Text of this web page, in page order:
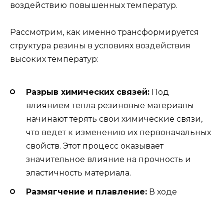
воздействию повышенных температур.
Рассмотрим, как именно трансформируется
структура резины в условиях воздействия
высоких температур:
Разрыв химических связей: Под
влиянием тепла резиновые материалы
начинают терять свои химические связи,
что ведет к изменению их первоначальных
свойств. Этот процесс оказывает
значительное влияние на прочность и
эластичность материала.
Размягчение и плавление: В ходе